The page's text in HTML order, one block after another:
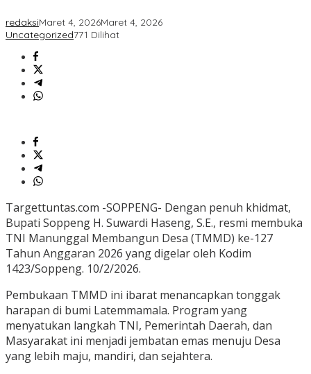
redaksiMaret 4, 2026Maret 4, 2026
Uncategorized771 Dilihat
Targettuntas.com -SOPPENG- Dengan penuh khidmat,
Bupati Soppeng H. Suwardi Haseng, S.E., resmi membuka
TNI Manunggal Membangun Desa (TMMD) ke-127
Tahun Anggaran 2026 yang digelar oleh Kodim
1423/Soppeng. 10/2/2026.
Pembukaan TMMD ini ibarat menancapkan tonggak
harapan di bumi Latemmamala. Program yang
menyatukan langkah TNI, Pemerintah Daerah, dan
Masyarakat ini menjadi jembatan emas menuju Desa
yang lebih maju, mandiri, dan sejahtera.